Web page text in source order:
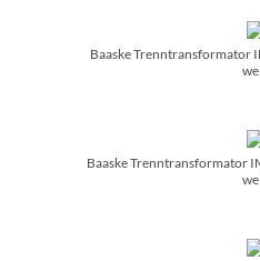
Baaske Trenntransformator
Baaske Trenntransformator